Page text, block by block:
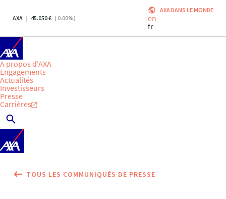
AXA 45.050 ( 0.00%)
AXA DANS LE MONDE
en
fr
A propos d'AXA
Engagements
Actualités
Investisseurs
Presse
Carrières
TOUS LES COMMUNIQUÉS DE PRESSE